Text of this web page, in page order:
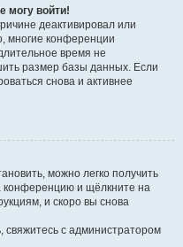
могу войти!
деактивировал или
многие конференции
время не
размер базы данных. Если
снова и активнее
можно легко получить
конференцию и щёлкните на
и скоро вы снова
свяжитесь с администратором